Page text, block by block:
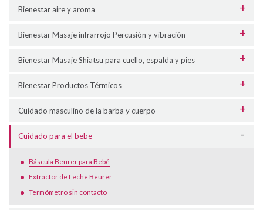
Bienestar aire y aroma
Bienestar Masaje infrarrojo Percusión y vibración
Bienestar Masaje Shiatsu para cuello, espalda y pies
Bienestar Productos Térmicos
Cuidado masculino de la barba y cuerpo
Cuidado para el bebe
Báscula Beurer para Bebé
Extractor de Leche Beurer
Termómetro sin contacto